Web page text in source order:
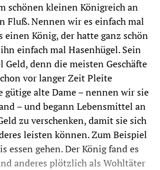
schönen kleinen Königreich an
Fluß. Nennen wir es einfach mal
einen König, der hatte ganz schön
einfach mal Hasenhügel. Sein
denn die meisten Geschäfte
vor langer Zeit Pleite
gütige alte Dame – nennen wir sie
– und begann Lebensmittel an
zu verschenken, damit sie sich
leisten können. Zum Beispiel
essen gehen. Der König fand es
anderes plötzlich als Wohltäter